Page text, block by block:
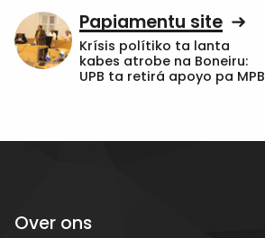
Papiamentu site
Krísis polítiko ta lanta
kabes atrobe na Boneiru:
UPB ta retirá apoyo pa MPB
Over ons